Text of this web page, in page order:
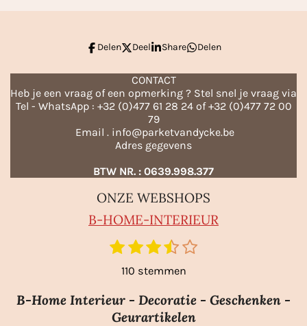
Delen Deel Share Delen
CONTACT
Heb je een vraag of een opmerking ? Stel snel je vraag via
Tel - WhatsApp : +32 (0)477 61 28 24 of +32 (0)477 72 00
79
Email . info@parketvandycke.be
Adres gegevens
BTW NR. : 0639.998.377
ONZE WEBSHOPS
B-HOME-INTERIEUR
1
e
r
2
s
t
e
r
3
s
t
e
r
4
t
e
r
5
t
e
r
S
m
110 stemmen
B-Home Interieur - Decoratie - Geschenken -
Geurartikelen